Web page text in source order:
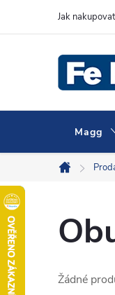
Jak nakupovat
Magg
Domů
Žádné